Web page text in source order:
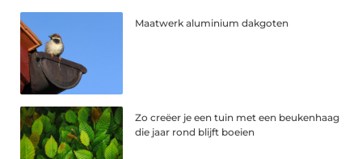
Maatwerk aluminium dakgoten
Zo creëer je een tuin met een beukenhaag
die jaar rond blijft boeien